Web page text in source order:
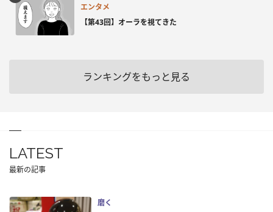
エンタメ
【第43回】オーラを視てきた
ランキングをもっと見る
LATEST
最新の記事
磨く